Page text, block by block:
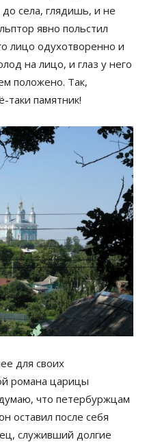
села, глядишь, и не
явно польстил
лицо одухотворенно и
на лицо, и глаз у него
положено. Так,
таки памятник!
для своих
романа царицы
что петербуржцам
оставил после себя
служивший долгие